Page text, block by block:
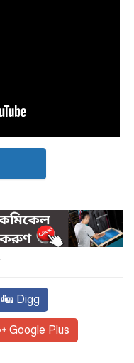
Digg
Google Plus